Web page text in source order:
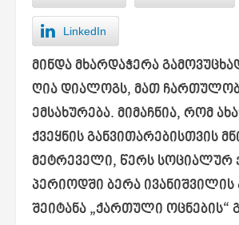
LinkedIn
მინდა მხარდაჭერა
ღია დიალოგს, მათ
ემსახურება. მიმაჩნია, რომ
ქვეყნის განვითარებისთვის
მეტრეველი, წერს სოციალურ
პერიოდში ბერა
შეიტანა „ქართული ოცნების“